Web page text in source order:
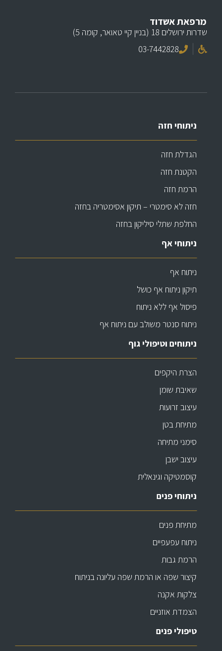
מרפאת אשדוד
שדרות ירושלים 18 (בניין קיי טאואר, קומה 5)
03-7442828
ניתוחי חזה
הגדלת חזה
הקטנת חזה
הרמת חזה
חזה לא סימטרי – תיקון אסימטריה בחזה
החלפת שתלי סיליקון בחזה
ניתוחי אף
ניתוח אף
תיקון ניתוח אף כושל
פיסול אף ללא ניתוח
ניתוח סנטר משולב עם ניתוח אף
ניתוחים וטיפולי גוף
הצרת היקפים
שאיבת שומן
עיצוב זרועות
מתיחת בטן
סימני מתיחה
עיצוב ישבן
קוסמטיקה וגינאלית
ניתוחי פנים
מתיחת פנים
ניתוח עפעפיים
הרמת גבות
קיצור שפה או הרמת שפה עליונה בניתוח
צלקות אקנה
הצמדת אוזניים
טיפולי פנים